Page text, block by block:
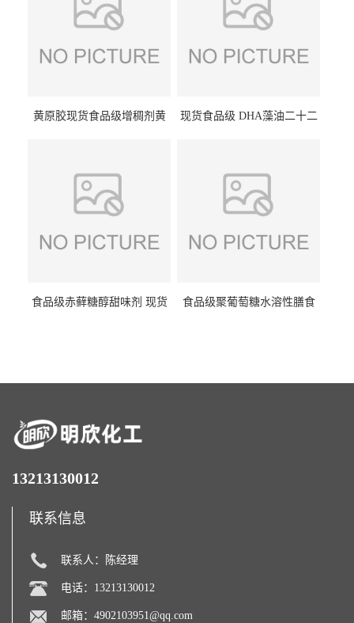
黄原胶现货食品级增稠剂黄
现货食品级 DHA藻油二十二
食品级赤藓糖醇甜味剂 现货
食品级聚葡萄糖水溶性膳食
13213130012
联系信息
联系人：陈经理
电话：13213130012
邮箱： 4902103951@qq.com